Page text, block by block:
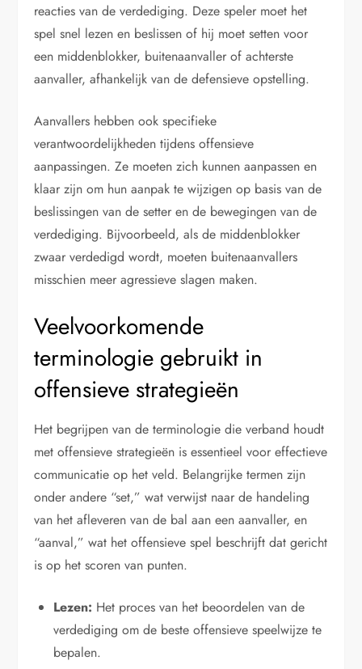
reacties van de verdediging. Deze speler moet het
spel snel lezen en beslissen of hij moet setten voor
een middenblokker, buitenaanvaller of achterste
aanvaller, afhankelijk van de defensieve opstelling.
Aanvallers hebben ook specifieke
verantwoordelijkheden tijdens offensieve
aanpassingen. Ze moeten zich kunnen aanpassen en
klaar zijn om hun aanpak te wijzigen op basis van de
beslissingen van de setter en de bewegingen van de
verdediging. Bijvoorbeeld, als de middenblokker
zwaar verdedigd wordt, moeten buitenaanvallers
misschien meer agressieve slagen maken.
Veelvoorkomende
terminologie gebruikt in
offensieve strategieën
Het begrijpen van de terminologie die verband houdt
met offensieve strategieën is essentieel voor effectieve
communicatie op het veld. Belangrijke termen zijn
onder andere “set,” wat verwijst naar de handeling
van het afleveren van de bal aan een aanvaller, en
“aanval,” wat het offensieve spel beschrijft dat gericht
is op het scoren van punten.
Lezen: Het proces van het beoordelen van de
verdediging om de beste offensieve speelwijze te
bepalen.